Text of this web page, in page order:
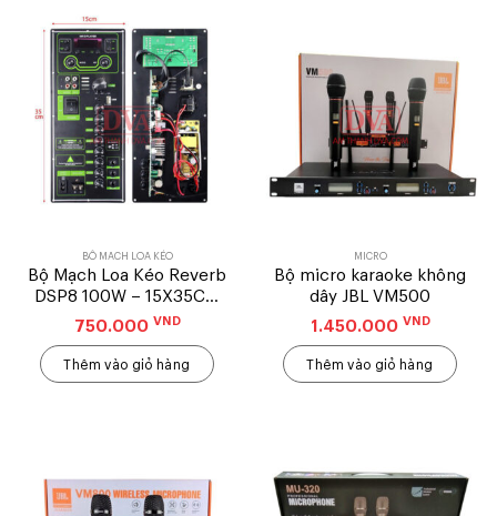
BỘ MẠCH LOA KÉO
Bộ Mạch Loa Kéo Reverb
DSP8 100W – 15X35CM
– Mẫu Đứng
750.000 VND
Thêm vào giỏ hàng
MICRO
Bộ micro karaoke không
dây JBL VM500
1.450.000 VND
Thêm vào giỏ hàng